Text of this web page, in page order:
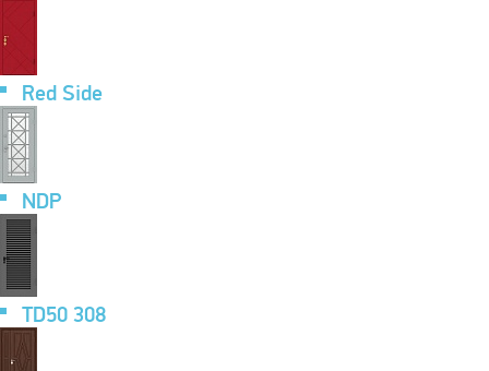
Red Side
NDP
TD50 308